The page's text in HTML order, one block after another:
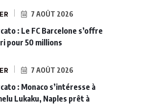
7 AOÛT 2026
: Le FC Barcelone s’offre
pour 50 millions
7 AOÛT 2026
: Monaco s’intéresse à
Lukaku, Naples prêt à